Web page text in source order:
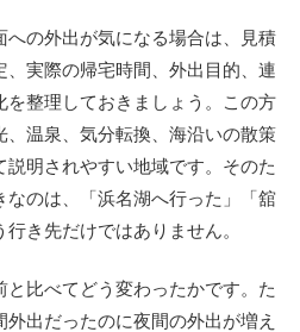
の外出が気になる場合は、見積
、実際の帰宅時間、外出目的、連
整理しておきましょう。この方
温泉、気分転換、海沿いの散策
明されやすい地域です。そのた
のは、「浜名湖へ行った」「舘
き先だけではありません。
比べてどう変わったかです。た
出だったのに夜間の外出が増え